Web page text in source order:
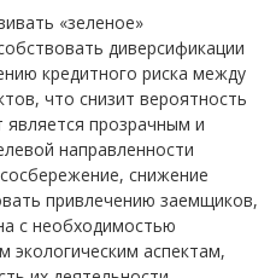
«зеленое»
диверсификации
кредитного риска между
что снизит вероятность
прозрачным и
направленности
снижение
привлечению заемщиков,
с необходимостью
аспектам,